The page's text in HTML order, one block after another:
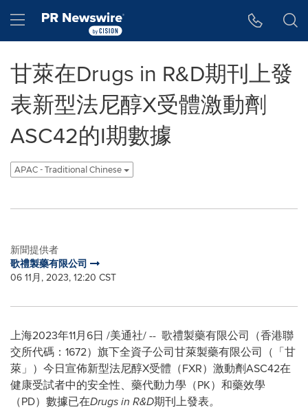
Hamburger menu
甘萊在Drugs in R&D期刊上發
表新型法尼醇X受體激動劑
ASC42的I期數據
APAC - Traditional Chinese
新聞提供者
歌禮製藥有限公司
06 11月, 2023, 12:20 CST
上海2023年11月6日 /美通社/ -- 歌禮製藥有限公司（香港聯
交所代碼：1672）旗下全資子公司甘萊製藥有限公司（「甘
萊」）今日宣佈新型法尼醇X受體（FXR）激動劑ASC42在
健康受試者中的安全性、藥代動力學（PK）和藥效學
（PD）數據已在Drugs in R&D期刊上發表。